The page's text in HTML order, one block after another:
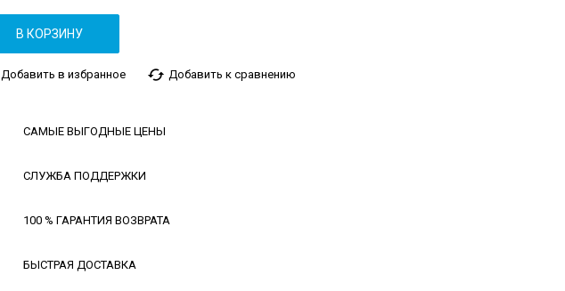
В КОРЗИНУ
Добавить в избранное cached Добавить к сравнению
САМЫЕ ВЫГОДНЫЕ ЦЕНЫ
СЛУЖБА ПОДДЕРЖКИ
100 % ГАРАНТИЯ ВОЗВРАТА
БЫСТРАЯ ДОСТАВКА